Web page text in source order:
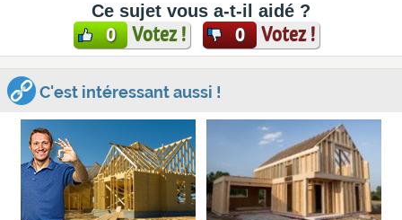
Ce sujet vous a-t-il aidé ?
0 Votez ! 0 Votez !
C'est intéressant aussi !